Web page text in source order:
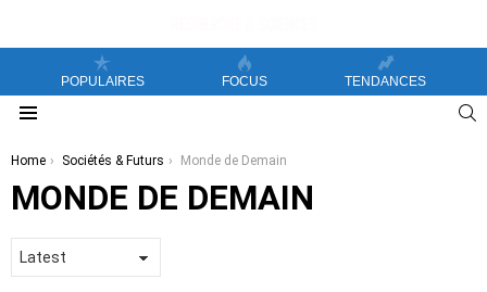
POPULAIRES FOCUS TENDANCES
You are here:
Home Sociétés & Futurs Monde de Demain
MONDE DE DEMAIN